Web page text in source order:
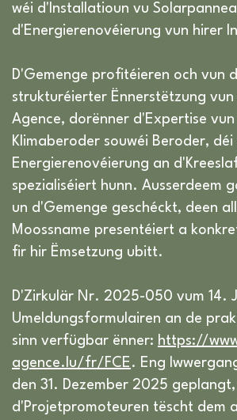
wéi d'Installatioun vu
d'Energierenovéierung vun hirer
D'Gemenge profitéieren och vun
strukturéierter Ënnerstëtzung vun
Agence, dorënner d'Expertise vun
Klimaberoder souwéi Beroder, déi
Energierenovéierung an
spezialiséiert hunn. Ausserdeem
un d'Gemenge geschéckt, deen
Moossname presentéiert a
fir hir Ëmsetzung ubitt.
D'Zirkulär Nr. 2025-050 vum 14.
Umeldungsformulairen an de
sinn verfügbar ënner: https://
agence.lu/fr/FCE . Eng
den 31. Dezember 2025
d'Projetpromoteuren tëscht dem